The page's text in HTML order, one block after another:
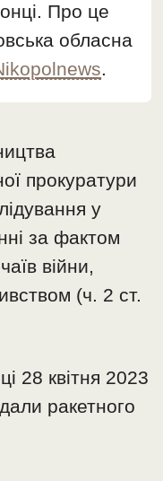
Про це
обласна
.
прокуратури
у
за фактом
війни,
(ч. 2 ст.
28 квітня 2023
ракетного